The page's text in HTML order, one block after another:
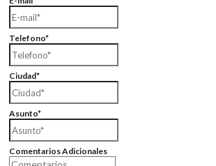
Telefono*
Ciudad*
Asunto*
Comentarios Adicionales